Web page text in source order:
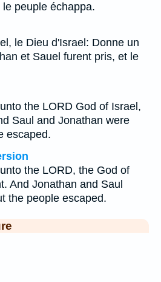
peuple échappa.
le Dieu d'Israel: Donne un
et Sauel furent pris, et le
the LORD God of Israel,
Saul and Jonathan were
escaped.
the LORD, the God of
And Jonathan and Saul
the people escaped.